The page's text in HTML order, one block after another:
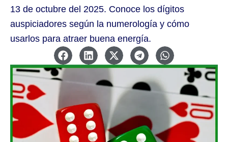
13 de octubre del 2025. Conoce los dígitos
auspiciadores según la numerología y cómo
usarlos para atraer buena energía.